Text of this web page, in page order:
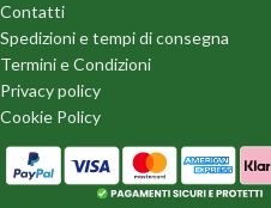
Contatti
Spedizioni e tempi di consegna
Termini e Condizioni
Privacy policy
Cookie Policy